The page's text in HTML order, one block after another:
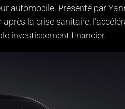
automobile. Présenté par
la crise sanitaire,
investissement financier.